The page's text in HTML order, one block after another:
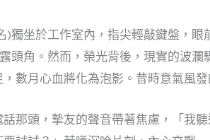
獨坐於工作室內，指尖輕敲鍵盤，
頭角。然而，榮光背後，現實的波
數月心血將化為泡影。昔時意氣風
那頭，摯友的聲音帶著焦慮，「我